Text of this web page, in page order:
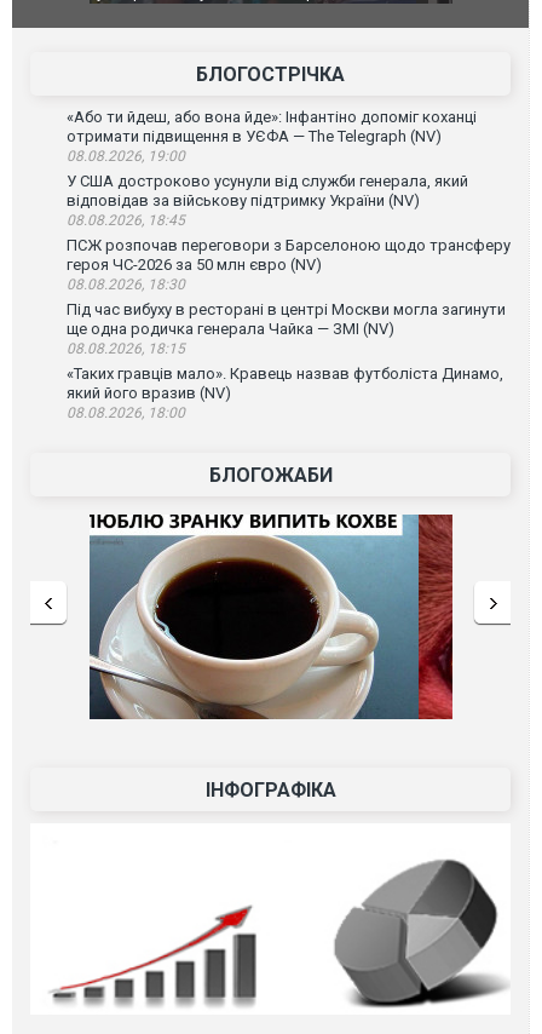
фільму
БЛОГОСТРІЧКА
«Або ти йдеш, або вона йде»: Інфантіно допоміг коханці
отримати підвищення в УЄФА — The Telegraph (NV)
08.08.2026, 19:00
У США достроково усунули від служби генерала, який
відповідав за військову підтримку України (NV)
08.08.2026, 18:45
ПСЖ розпочав переговори з Барселоною щодо трансферу
героя ЧС-2026 за 50 млн євро (NV)
08.08.2026, 18:30
Під час вибуху в ресторані в центрі Москви могла загинути
ще одна родичка генерала Чайка — ЗМІ (NV)
08.08.2026, 18:15
«Таких гравців мало». Кравець назвав футболіста Динамо,
який його вразив (NV)
08.08.2026, 18:00
БЛОГОЖАБИ
ІНФОГРАФІКА